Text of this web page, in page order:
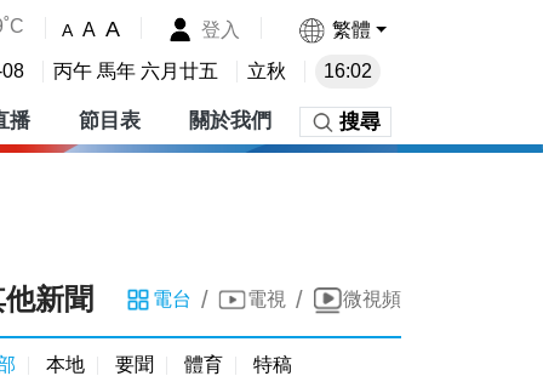
A A A 登入 繁體
丙午 馬年 六月廿五 立秋 16:02
播 節目表 關於我們 搜尋
新聞 電台 / 電視 / 微視頻
本地 要聞 體育 特稿